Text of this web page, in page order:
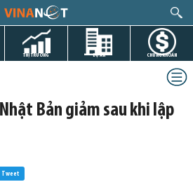
THỊ TRƯỜNG DỰ ÁN CHỨNG KHOÁN
Bản giảm sau khi lập
Tweet